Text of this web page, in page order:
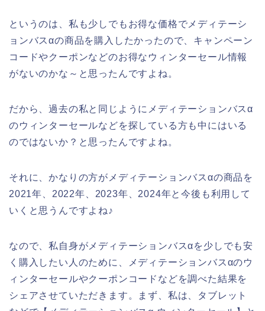
というのは、私も少しでもお得な価格でメディテーシ
ョンバスαの商品を購入したかったので、キャンペーン
コードやクーポンなどのお得なウィンターセール情報
がないのかな～と思ったんですよね。
だから、過去の私と同じようにメディテーションバスα
のウィンターセールなどを探している方も中にはいる
のではないか？と思ったんですよね。
それに、かなりの方がメディテーションバスαの商品を
2021年、2022年、2023年、2024年と今後も利用して
いくと思うんですよね♪
なので、私自身がメディテーションバスαを少しでも安
く購入したい人のために、メディテーションバスαのウ
ィンターセールやクーポンコードなどを調べた結果を
シェアさせていただきます。まず、私は、タブレット